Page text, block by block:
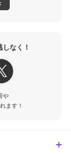
なく！
や
ます！